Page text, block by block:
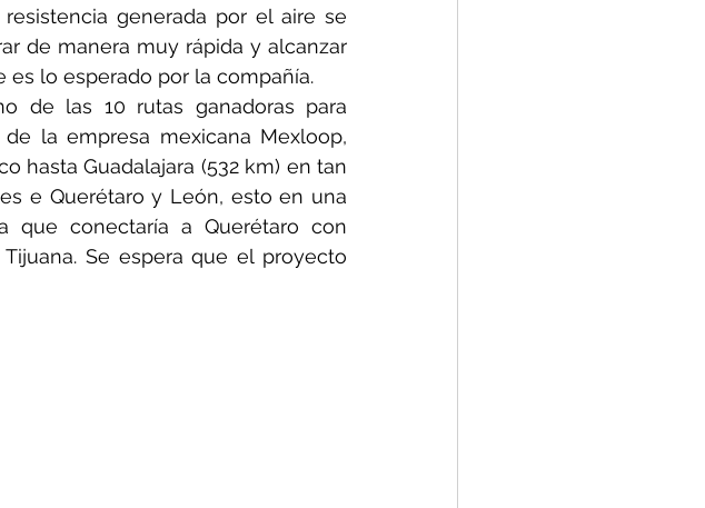
generada por el aire se
de manera muy rápida y alcanzar
lo esperado por la compañía.
de las 10 rutas ganadoras para
la empresa mexicana Mexloop,
hasta Guadalajara (532 km) en tan
e Querétaro y León, esto en una
que conectaría a Querétaro con
Se espera que el proyecto